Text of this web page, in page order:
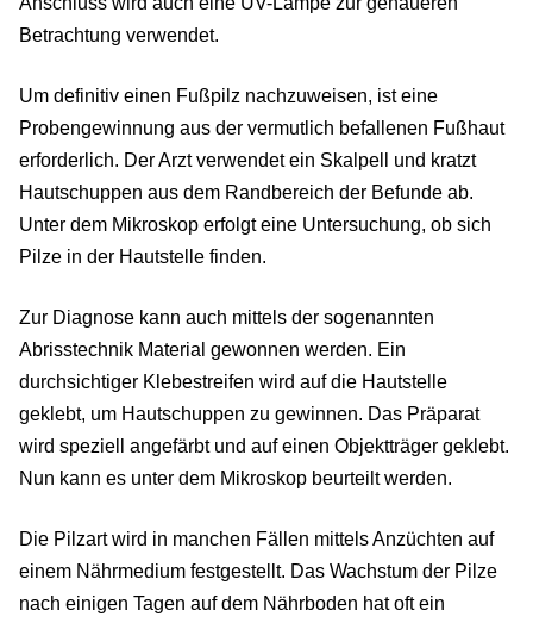
Betrachtung verwendet.
Um definitiv einen Fußpilz nachzuweisen, ist eine
Probengewinnung aus der vermutlich befallenen Fußhaut
erforderlich. Der Arzt verwendet ein Skalpell und kratzt
Hautschuppen aus dem Randbereich der Befunde ab.
Unter dem Mikroskop erfolgt eine Untersuchung, ob sich
Pilze in der Hautstelle finden.
Zur Diagnose kann auch mittels der sogenannten
Abrisstechnik Material gewonnen werden. Ein
durchsichtiger Klebestreifen wird auf die Hautstelle
geklebt, um Hautschuppen zu gewinnen. Das Präparat
wird speziell angefärbt und auf einen Objektträger geklebt.
Nun kann es unter dem Mikroskop beurteilt werden.
Die Pilzart wird in manchen Fällen mittels Anzüchten auf
einem Nährmedium festgestellt. Das Wachstum der Pilze
nach einigen Tagen auf dem Nährboden hat oft ein